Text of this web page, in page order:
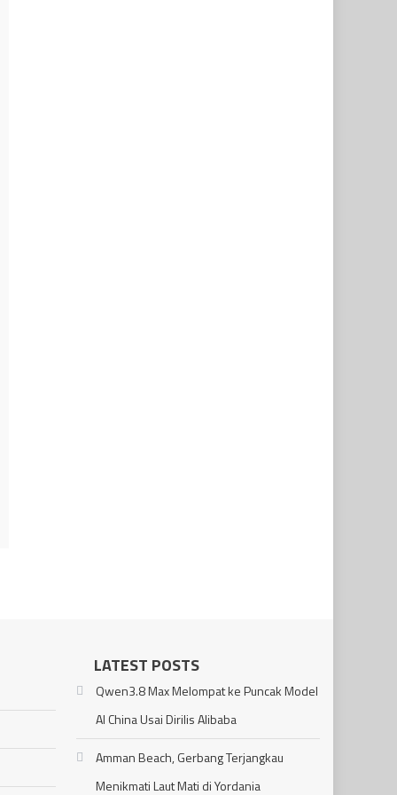
LATEST POSTS
Qwen3.8 Max Melompat ke Puncak Model
AI China Usai Dirilis Alibaba
Amman Beach, Gerbang Terjangkau
Menikmati Laut Mati di Yordania